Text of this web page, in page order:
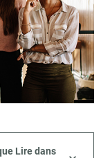
Lire dans